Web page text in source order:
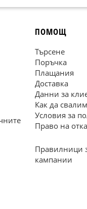
ПОМОЩ
Търсене
Поръчка
Плащания
Доставка
Данни за
Как да
Условия за
Право на
Правилници
кампании